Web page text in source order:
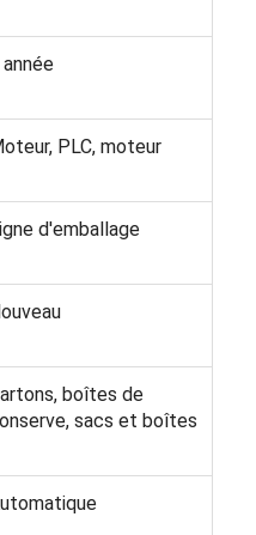
de carton
inoxydable
année
PLC, moteur
d'emballage
boîtes de
sacs et boîtes